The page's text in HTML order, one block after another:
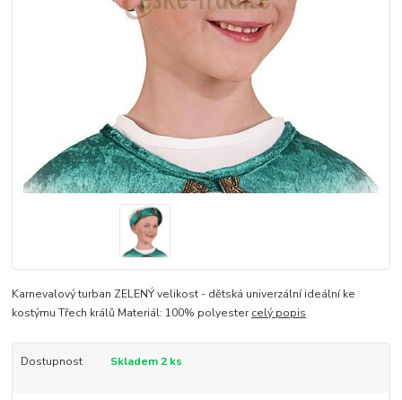
Karnevalový turban ZELENÝ velikost - dětská univerzální ideální ke
kostýmu Třech králů Materiál: 100% polyestercelý popis
Dostupnost Skladem 2 ks